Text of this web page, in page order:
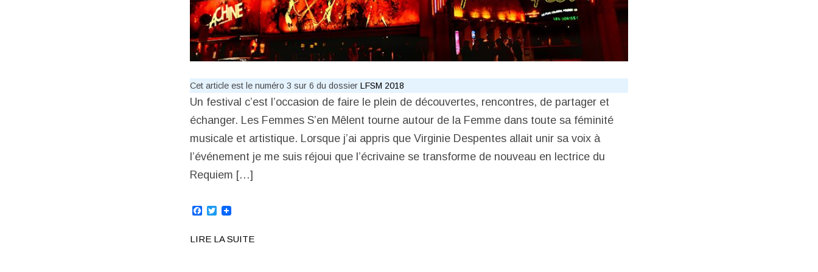
Cet article est le numéro 3 sur 6 du dossier LFSM 2018
Un festival c’est l’occasion de faire le plein de découvertes, rencontres, de partager et
échanger. Les Femmes S’en Mêlent tourne autour de la Femme dans toute sa féminité
musicale et artistique. Lorsque j’ai appris que Virginie Despentes allait unir sa voix à
l’événement je me suis réjoui que l’écrivaine se transforme de nouveau en lectrice du
Requiem […]
Facebook
Twitter
LIRE LA SUITE